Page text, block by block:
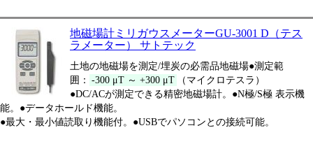
地磁場計ミリガウスメーターGU-3001 D（テス
ラメーター） サトテック
土地の地磁場を測定/埋炭の必需品地磁場●測定範
囲： -300 μT ～ +300 μT
（マイクロテスラ）
●DC/ACが測定できる精密地磁場計。●N極/S極 表示機
能。●データホールド機能。
●最大・最小値読取り機能付。●USBでパソコンとの接続可能。